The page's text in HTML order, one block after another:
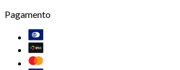
Pagamento